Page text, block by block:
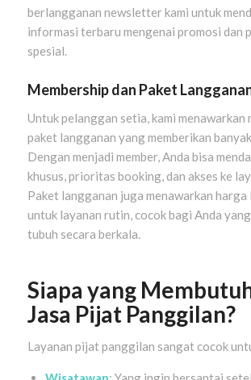
berlangganan newsletter kami untuk
informasi terbaru mengenai promosi dan
spesial.
Membership dan Paket
Untuk pelanggan setia, kami menawarkan
paket langganan yang memberikan
Dengan menjadi member, Anda bisa
khusus, prioritas booking, dan akses ke
Paket langganan juga menawarkan harga
untuk layanan rutin, cocok bagi Anda
tubuh secara berkala.
Siapa yang
Jasa Pijat Panggilan?
Layanan pijat panggilan sangat cocok